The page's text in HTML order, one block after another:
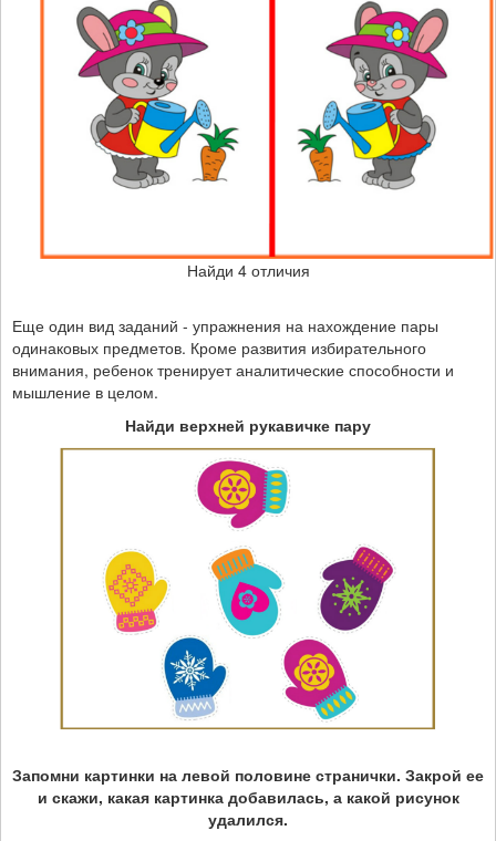
Найди 4 отличия
Еще один вид заданий - упражнения на нахождение пары
одинаковых предметов. Кроме развития избирательного
внимания, ребенок тренирует аналитические способности и
мышление в целом.
Найди верхней рукавичке пару
Запомни картинки на левой половине странички. Закрой ее
и скажи, какая картинка добавилась, а какой рисунок
удалился.